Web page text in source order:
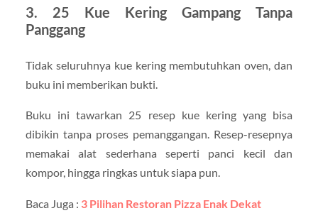
3. 25 Kue Kering Gampang Tanpa
Panggang
Tidak seluruhnya kue kering membutuhkan oven, dan
buku ini memberikan bukti.
Buku ini tawarkan 25 resep kue kering yang bisa
dibikin tanpa proses pemanggangan. Resep-resepnya
memakai alat sederhana seperti panci kecil dan
kompor, hingga ringkas untuk siapa pun.
Baca Juga : 3 Pilihan Restoran Pizza Enak Dekat